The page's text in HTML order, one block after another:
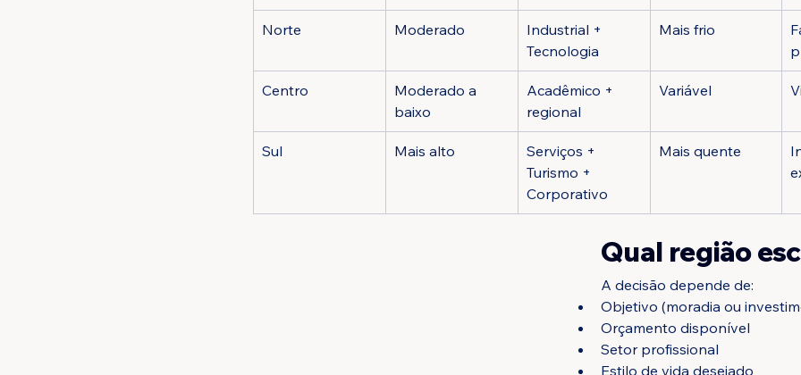
Norte Moderado
Industrial +
Tecnologia
Mais frio
Centro
Moderado a
baixo
Acadêmico +
regional
Variável
Sul Mais alto
Serviços +
Turismo +
Corporativo
Mais quente
Qual região
A decisão depende de:
Objetivo (moradia ou
Orçamento disponível
Setor profissional
Estilo de vida desejado